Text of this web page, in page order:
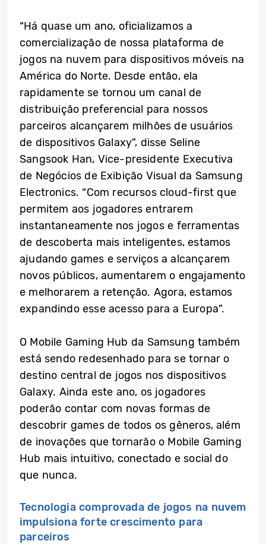
“Há quase um ano, oficializamos a
comercialização de nossa plataforma de
jogos na nuvem para dispositivos móveis na
América do Norte. Desde então, ela
rapidamente se tornou um canal de
distribuição preferencial para nossos
parceiros alcançarem milhões de usuários
de dispositivos Galaxy”, disse Seline
Sangsook Han, Vice-presidente Executiva
de Negócios de Exibição Visual da Samsung
Electronics. “Com recursos cloud-first que
permitem aos jogadores entrarem
instantaneamente nos jogos e ferramentas
de descoberta mais inteligentes, estamos
ajudando games e serviços a alcançarem
novos públicos, aumentarem o engajamento
e melhorarem a retenção. Agora, estamos
expandindo esse acesso para a Europa”.
O Mobile Gaming Hub da Samsung também
está sendo redesenhado para se tornar o
destino central de jogos nos dispositivos
Galaxy. Ainda este ano, os jogadores
poderão contar com novas formas de
descobrir games de todos os gêneros, além
de inovações que tornarão o Mobile Gaming
Hub mais intuitivo, conectado e social do
que nunca.
Tecnologia comprovada de jogos na nuvem
impulsiona forte crescimento para
parceiros